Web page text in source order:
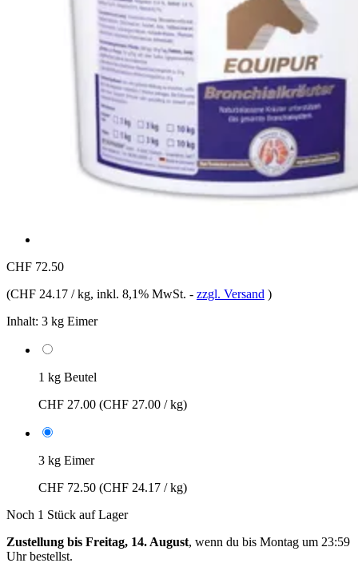
CHF 72.50
(CHF 24.17 / kg, inkl. 8,1% MwSt. - zzgl. Versand )
Inhalt: 3 kg Eimer
1 kg Beutel
CHF 27.00 (CHF 27.00 / kg)
3 kg Eimer
CHF 72.50 (CHF 24.17 / kg)
Noch 1 Stück auf Lager
Zustellung bis Freitag, 14. August, wenn du bis Montag um 23:59
Uhrbestellst.